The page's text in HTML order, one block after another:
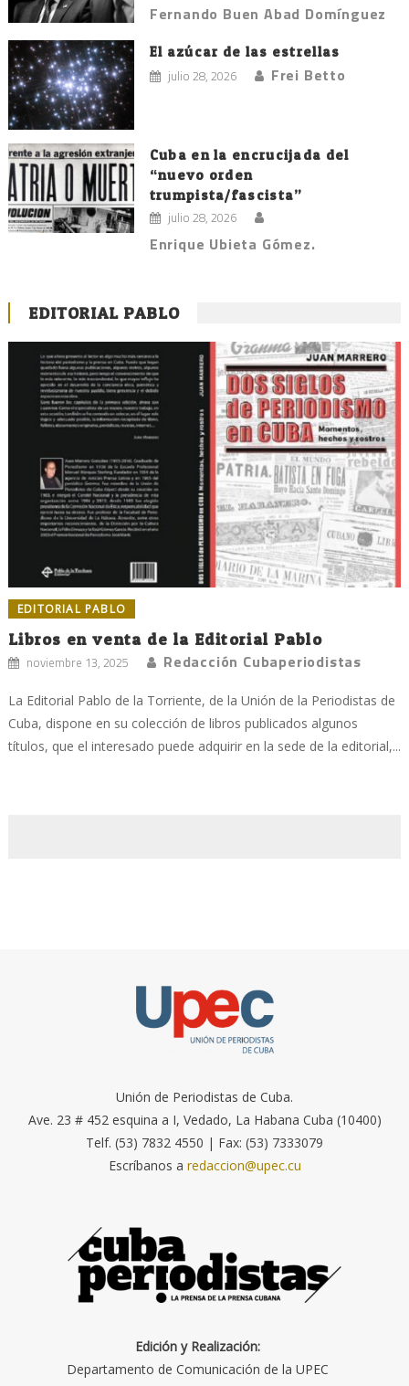
Fernando Buen Abad Domínguez
El azúcar de las estrellas
julio 28, 2026 Frei Betto
Cuba en la encrucijada del
“nuevo orden
trumpista/fascista”
julio 28, 2026
Enrique Ubieta Gómez.
EDITORIAL PABLO
EDITORIAL PABLO
Libros en venta de la Editorial Pablo
noviembre 13, 2025 Redacción Cubaperiodistas
La Editorial Pablo de la Torriente, de la Unión de la Periodistas de
Cuba, dispone en su colección de libros publicados algunos
títulos, que el interesado puede adquirir en la sede de la editorial,...
Unión de Periodistas de Cuba.
Ave. 23 # 452 esquina a I, Vedado, La Habana Cuba (10400)
Telf. (53) 7832 4550 | Fax: (53) 7333079
Escríbanos a redaccion@upec.cu
Edición y Realización:
Departamento de Comunicación de la UPEC